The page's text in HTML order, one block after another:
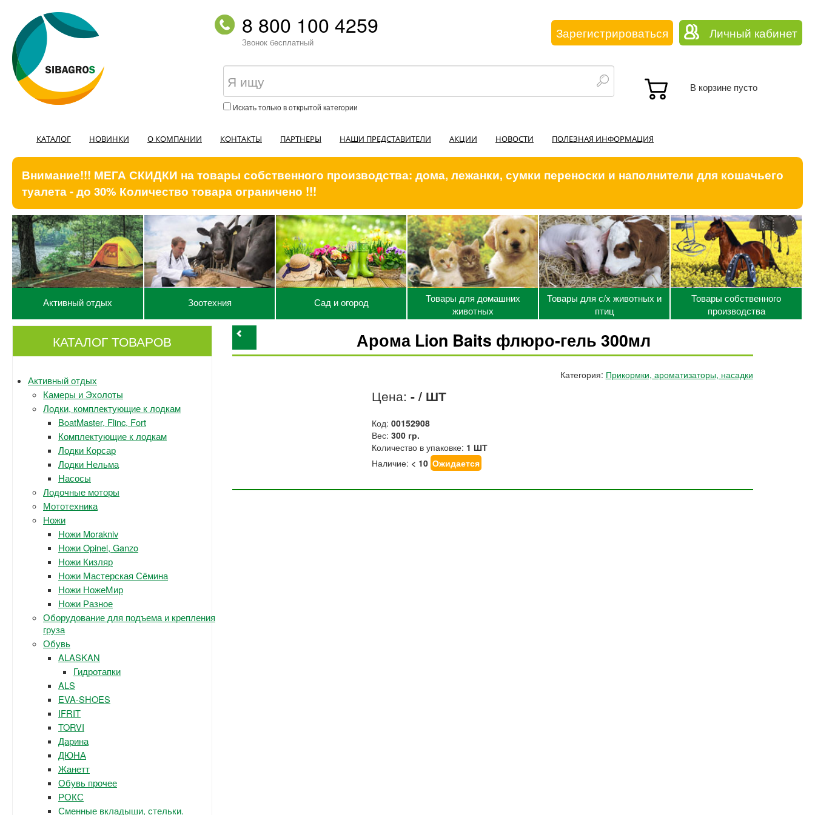
8 800 100 4259
Звонок бесплатный
Зарегистрироваться Личный кабинет
Искать только в открытой категории
В корзине пусто
КАТАЛОГ НОВИНКИ О КОМПАНИИ КОНТАКТЫ ПАРТНЕРЫ НАШИ ПРЕДСТАВИТЕЛИ АКЦИИ НОВОСТИ ПОЛЕЗНАЯ ИНФОРМАЦИЯ
Внимание!!! МЕГА СКИДКИ на товары собственного производства: дома, лежанки, сумки переноски и наполнители для кошачьего
туалета - до 30% Количество товара ограничено !!!
Активный отдых Зоотехния Сад и огород
Товары для домашних
животных
Товары для с/х животных и
птиц
Товары собственного
производства
КАТАЛОГ ТОВАРОВ
Активный отдых
Камеры и Эхолоты
Лодки, комплектующие к лодкам
BoatMaster, Flinc, Fort
Комплектующие к лодкам
Лодки Корсар
Лодки Нельма
Насосы
Лодочные моторы
Мототехника
Ножи
Ножи Morakniv
Ножи Opinel, Ganzo
Ножи Кизляр
Ножи Мастерская Сёмина
Ножи НожеМир
Ножи Разное
Оборудование для подъема и крепления
груза
Обувь
ALASKAN
Гидротапки
ALS
EVA-SHOES
IFRIT
TORVI
Дарина
ДЮНА
Жанетт
Обувь прочее
РОКС
Сменные вкладыши, стельки.
Арома Lion Baits флюро-гель 300мл
Категория: Прикормки, ароматизаторы, насадки
Цена:- / ШТ
Код:00152908
Вес:300 гр.
Количество в упаковке: 1 ШТ
Наличие: < 10 Ожидается